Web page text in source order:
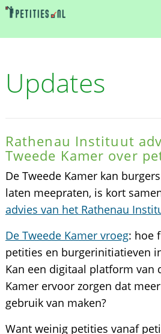
Updates
Rathenau Instituut
Tweede Kamer over
De Tweede Kamer kan
laten meepraten, is kort
advies van het Rathenau
De Tweede Kamer vroeg: hoe
petities en burgerinitiatieven
Kan een digitaal platform van
Kamer ervoor zorgen dat
gebruik van maken?
Want weinig petities vanaf